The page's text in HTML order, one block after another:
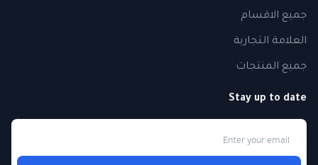
جميع الاقسام
العلامة التجارية
جميع المنتجات
Stay up to date